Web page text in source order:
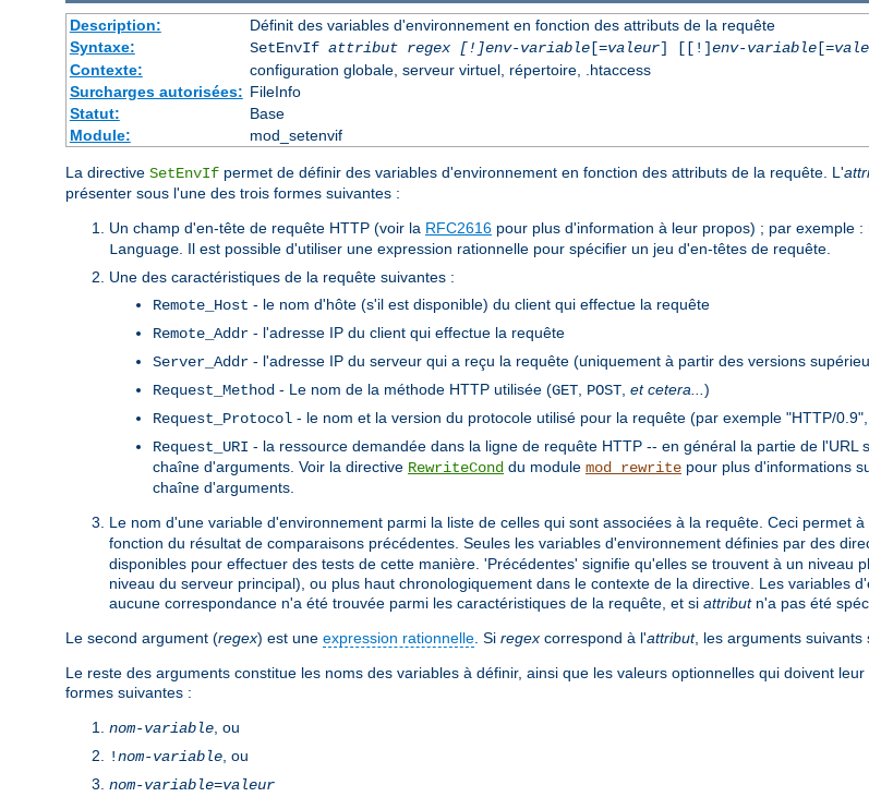
Description:
Définit des variables d'environnement en fonction des attributs de la requête
Syntaxe:
SetEnvIf attribut regex [!]env-variable[=valeur] [[!]env-variable[=
Contexte:
configuration globale, serveur virtuel, répertoire, .htaccess
Surcharges autorisées: FileInfo
Statut:
Base
Module:
mod_setenvif
La directive SetEnvIf permet de définir des variables d'environnement en fonction des attributs de la requête. L'
présenter sous l'une des trois formes suivantes :
Un champ d'en-tête de requête HTTP (voir la RFC2616 pour plus d'information à leur propos) ; par exemple :
Language . Il est possible d'utiliser une expression rationnelle pour spécifier un jeu d'en-têtes de requête.
Une des caractéristiques de la requête suivantes :
Remote_Host - le nom d'hôte (s'il est disponible) du client qui effectue la requête
Remote_Addr - l'adresse IP du client qui effectue la requête
Server_Addr - l'adresse IP du serveur qui a reçu la requête (uniquement à partir des versions
Request_Method - Le nom de la méthode HTTP utilisée (GET POST et cetera... )
Request_Protocol - le nom et la version du protocole utilisé pour la requête (par exemple "HTTP/0.9",
Request_URI - la ressource demandée dans la ligne de requête HTTP -- en général la partie de l'URL
chaîne d'arguments. Voir la directive RewriteCond du module mod_rewrite pour plus d'informations
chaîne d'arguments.
Le nom d'une variable d'environnement parmi la liste de celles qui sont associées à la requête. Ceci permet à
fonction du résultat de comparaisons précédentes. Seules les variables d'environnement définies par des
disponibles pour effectuer des tests de cette manière. 'Précédentes' signifie qu'elles se trouvent à un niveau
niveau du serveur principal), ou plus haut chronologiquement dans le contexte de la directive. Les variables
aucune correspondance n'a été trouvée parmi les caractéristiques de la requête, et si attributn'a pas été
Le second argument (regex) est une expression rationnelle . Si regex correspond à l'attribut, les arguments suivants
Le reste des arguments constitue les noms des variables à définir, ainsi que les valeurs optionnelles qui doivent
formes suivantes :
nom-variable , ou
!nom-variable , ou
nom-variable=valeur